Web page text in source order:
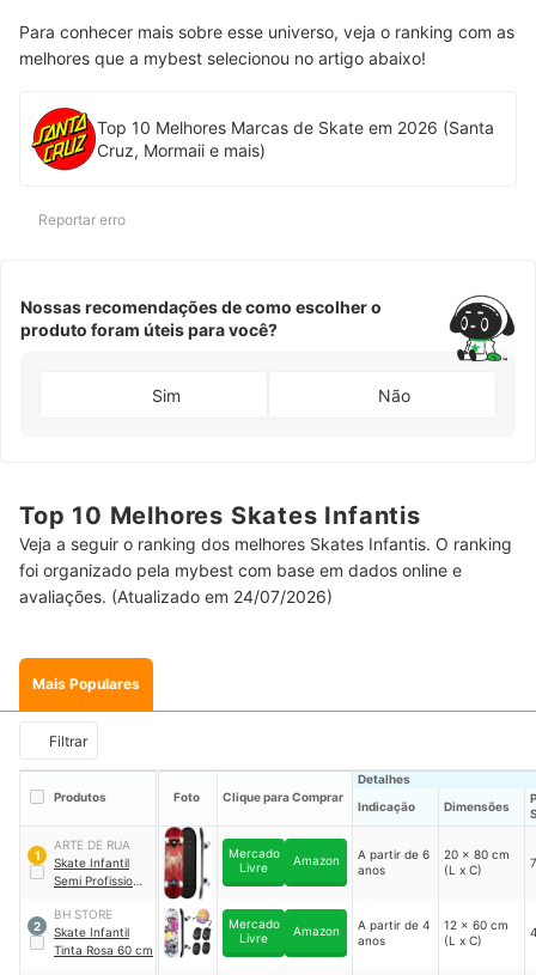
Para conhecer mais sobre esse universo, veja o ranking com as
melhores que a mybest selecionou no artigo abaixo!
Top 10 Melhores Marcas de Skate em 2026 (Santa
Cruz, Mormaii e mais)
Reportar erro
Nossas recomendações de como escolher o
produto foram úteis para você?
Sim Não
Top 10 Melhores Skates Infantis
Veja a seguir o ranking dos melhores Skates Infantis. O ranking
foi organizado pela mybest com base em dados online e
avaliações. (Atualizado em 24/07/2026)
Mais Populares
Filtrar
Produtos Foto Clique para Comprar
Detalhes
Indicação
Dimensões
1
ARTE DE RUA
Skate Infantil
Semi Profissional
Arte de Rua
Mercado
Livre
Amazon
A partir de 6
anos
20 x 80 cm
(L x C)
2
BH STORE
Skate Infantil
Tinta Rosa 60 cm
Mercado
Livre
Amazon
A partir de 4
anos
12 x 60 cm
(L x C)